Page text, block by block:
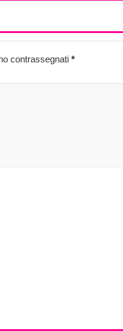
contrassegnati *